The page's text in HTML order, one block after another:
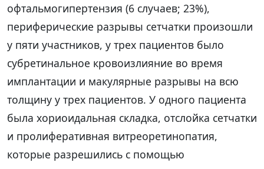
офтальмогипертензия (6 случаев; 23%),
периферические разрывы сетчатки произошли
у пяти участников, у трех пациентов было
субретинальное кровоизлияние во время
имплантации и макулярные разрывы на всю
толщину у трех пациентов. У одного пациента
была хориоидальная складка, отслойка сетчатки
и пролиферативная витреоретинопатия,
которые разрешились с помощью